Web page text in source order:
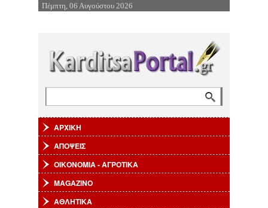
Επιστροφή στην Πλοήγηση
Πέμπτη, 06 Αυγούστου 2026
ΑΡΧΙΚΗ
ΑΠΟΨΕΙΣ
ΟΙΚΟΝΟΜΙΑ - ΑΓΡΟΤΙΚΑ
MAGAZINO
ΑΘΛΗΤΙΚΑ